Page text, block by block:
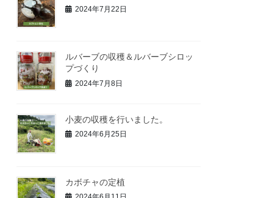
2024年7月22日
ルバーブの収穫＆ルバーブシロッ
プづくり
2024年7月8日
小麦の収穫を行いました。
2024年6月25日
カボチャの定植